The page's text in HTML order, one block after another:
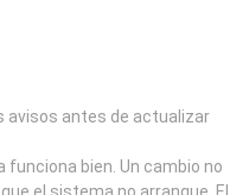
avisos antes de actualizar
funciona bien. Un cambio no